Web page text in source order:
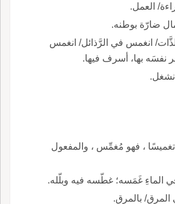
العمل.
ضارّة بوطنه.
انغمس في الرَّذائل/ انغمس
نفسَه بها، أسرف فيها.
، فهو مُغمِّس ، والمفعول
غَمَسه؛ غطّسه فيه وبلّله.
بالمرق.